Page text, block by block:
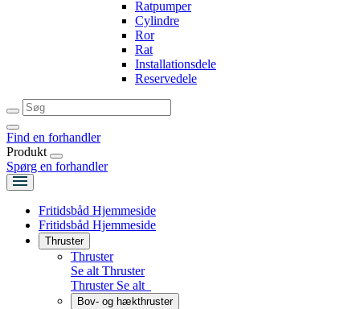
Ratpumper
Cylindre
Ror
Rat
Installationsdele
Reservedele
Find en forhandler
Produkt
Spørg en forhandler
Fritidsbåd Hjemmeside
Fritidsbåd Hjemmeside
Thruster
Thruster
Se alt Thruster
Thruster Se alt
Bov- og hækthruster